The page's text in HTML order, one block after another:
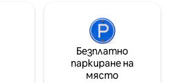
Безплатно
паркиране на
място